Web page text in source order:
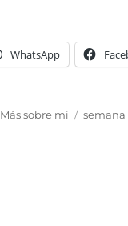
WhatsApp
Más sobre mi semana